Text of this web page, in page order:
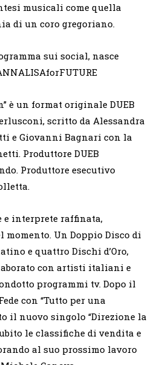
musicali come quella
di un coro gregoriano.
sui social, nasce
è un format originale DUEB
scritto da Alessandra
e Giovanni Bagnari con la
Produttore DUEB
Produttore esecutivo
interprete raffinata,
momento. Un Doppio Disco di
e quattro Dischi d’Oro,
con artisti italiani e
programmi tv. Dopo il
con “Tutto per una
il nuovo singolo “Direzione la
le classifiche di vendita e
al suo prossimo lavoro